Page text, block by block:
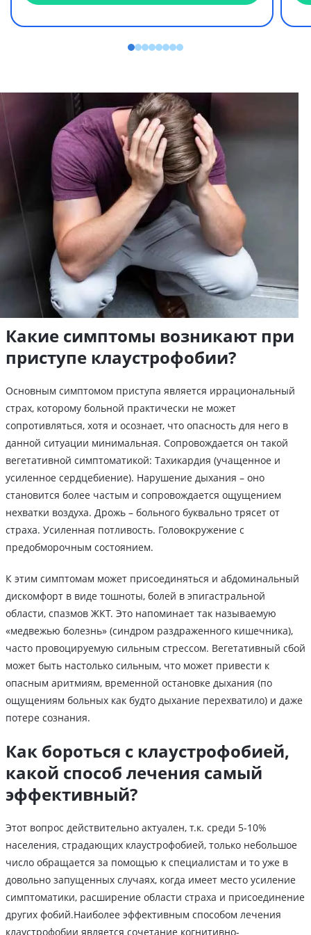
Какие симптомы возникают при
приступе клаустрофобии?
Основным симптомом приступа является иррациональный
страх, которому больной практически не может
сопротивляться, хотя и осознает, что опасность для него в
данной ситуации минимальная. Сопровождается он такой
вегетативной симптоматикой: Тахикардия (учащенное и
усиленное сердцебиение). Нарушение дыхания – оно
становится более частым и сопровождается ощущением
нехватки воздуха. Дрожь – больного буквально трясет от
страха. Усиленная потливость. Головокружение с
предобморочным состоянием.
К этим симптомам может присоединяться и абдоминальный
дискомфорт в виде тошноты, болей в эпигастральной
области, спазмов ЖКТ. Это напоминает так называемую
«медвежью болезнь» (синдром раздраженного кишечника),
часто провоцируемую сильным стрессом. Вегетативный сбой
может быть настолько сильным, что может привести к
опасным аритмиям, временной остановке дыхания (по
ощущениям больных как будто дыхание перехватило) и даже
потере сознания.
Как бороться с клаустрофобией,
какой способ лечения самый
эффективный?
Этот вопрос действительно актуален, т.к. среди 5-10%
населения, страдающих клаустрофобией, только небольшое
число обращается за помощью к специалистам и то уже в
довольно запущенных случаях, когда имеет место усиление
симптоматики, расширение области страха и присоединение
других фобий.Наиболее эффективным способом лечения
клаустрофобии является сочетание когнитивно-